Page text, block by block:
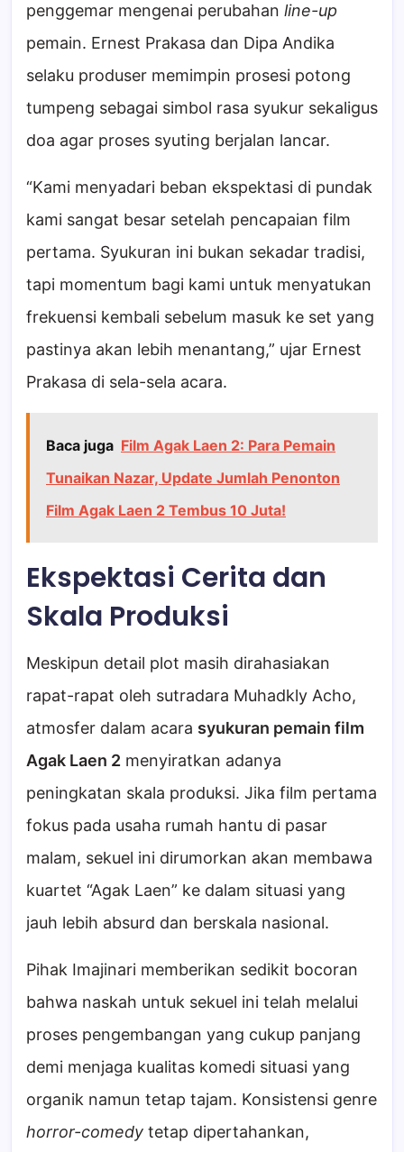
penggemar mengenai perubahan line-up
pemain. Ernest Prakasa dan Dipa Andika
selaku produser memimpin prosesi potong
tumpeng sebagai simbol rasa syukur sekaligus
doa agar proses syuting berjalan lancar.
“Kami menyadari beban ekspektasi di pundak
kami sangat besar setelah pencapaian film
pertama. Syukuran ini bukan sekadar tradisi,
tapi momentum bagi kami untuk menyatukan
frekuensi kembali sebelum masuk ke set yang
pastinya akan lebih menantang,” ujar Ernest
Prakasa di sela-sela acara.
Baca juga Film Agak Laen 2: Para Pemain
Tunaikan Nazar, Update Jumlah Penonton
Film Agak Laen 2 Tembus 10 Juta!
Ekspektasi Cerita dan
Skala Produksi
Meskipun detail plot masih dirahasiakan
rapat-rapat oleh sutradara Muhadkly Acho,
atmosfer dalam acara syukuran pemain film
Agak Laen 2 menyiratkan adanya
peningkatan skala produksi. Jika film pertama
fokus pada usaha rumah hantu di pasar
malam, sekuel ini dirumorkan akan membawa
kuartet “Agak Laen” ke dalam situasi yang
jauh lebih absurd dan berskala nasional.
Pihak Imajinari memberikan sedikit bocoran
bahwa naskah untuk sekuel ini telah melalui
proses pengembangan yang cukup panjang
demi menjaga kualitas komedi situasi yang
organik namun tetap tajam. Konsistensi genre
horror-comedy tetap dipertahankan,